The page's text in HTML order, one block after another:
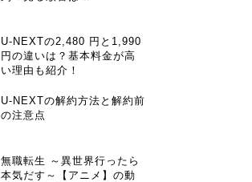
U-NEXTの2,480 円と1,990
円の違いは？基本料金が高
い理由も紹介！
U-NEXTの解約方法と解約前
の注意点
無職転生 ～異世界行ったら
本気だす～【アニメ】の動